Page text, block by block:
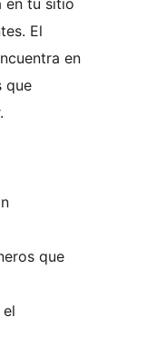
en tu sitio
El
en
que
que